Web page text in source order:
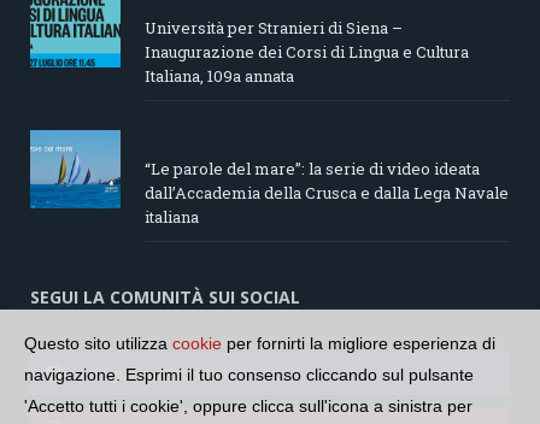
Università per Stranieri di Siena –
Inaugurazione dei Corsi di Lingua e Cultura
Italiana, 109a annata
“Le parole del mare”: la serie di video ideata
dall’Accademia della Crusca e dalla Lega Navale
italiana
SEGUI LA COMUNITÀ SUI SOCIAL
Seguici su Facebook
Questo sito utilizza cookie per fornirti la migliore esperienza di
navigazione. Esprimi il tuo consenso cliccando sul pulsante
'Accetto tutti i cookie', oppure clicca sull'icona a sinistra per